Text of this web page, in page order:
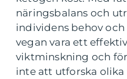
näringsbalans och
individens behov
vegan vara ett
viktminskning och
inte att utforska